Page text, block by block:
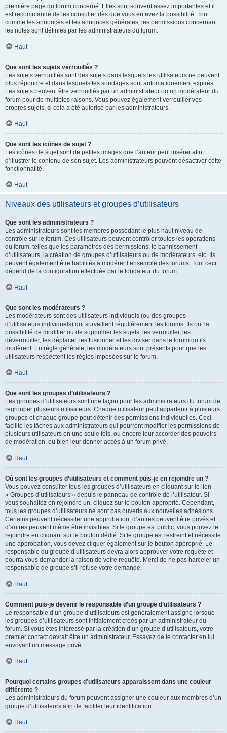
première page du forum concerné. Elles sont souvent assez importantes et il
est recommandé de les consulter dès que vous en avez la possibilité. Tout
comme les annonces et les annonces générales, les permissions concernant
les notes sont définies par les administrateurs du forum.
Haut
Que sont les sujets verrouillés ?
Les sujets verrouillés sont des sujets dans lesquels les utilisateurs ne peuvent
plus répondre et dans lesquels les sondages sont automatiquement expirés.
Les sujets peuvent être verrouillés par un administrateur ou un modérateur du
forum pour de multiples raisons. Vous pouvez également verrouiller vos
propres sujets, si cela a été autorisé par les administrateurs.
Haut
Que sont les icônes de sujet ?
Les icônes de sujet sont de petites images que l’auteur peut insérer afin
d’illustrer le contenu de son sujet. Les administrateurs peuvent désactiver cette
fonctionnalité.
Haut
Niveaux des utilisateurs et groupes d’utilisateurs
Que sont les administrateurs ?
Les administrateurs sont les membres possédant le plus haut niveau de
contrôle sur le forum. Ces utilisateurs peuvent contrôler toutes les opérations
du forum, telles que les paramètres des permissions, le bannissement
d’utilisateurs, la création de groupes d’utilisateurs ou de modérateurs, etc. Ils
peuvent également être habilités à modérer l’ensemble des forums. Tout ceci
dépend de la configuration effectuée par le fondateur du forum.
Haut
Que sont les modérateurs ?
Les modérateurs sont des utilisateurs individuels (ou des groupes
d’utilisateurs individuels) qui surveillent régulièrement les forums. Ils ont la
possibilité de modifier ou de supprimer les sujets, les verrouiller, les
déverrouiller, les déplacer, les fusionner et les diviser dans le forum qu’ils
modèrent. En règle générale, les modérateurs sont présents pour que les
utilisateurs respectent les règles imposées sur le forum.
Haut
Que sont les groupes d’utilisateurs ?
Les groupes d’utilisateurs sont une façon pour les administrateurs du forum de
regrouper plusieurs utilisateurs. Chaque utilisateur peut appartenir à plusieurs
groupes et chaque groupe peut détenir des permissions individuelles. Ceci
facilite les tâches aux administrateurs qui pourront modifier les permissions de
plusieurs utilisateurs en une seule fois, ou encore leur accorder des pouvoirs
de modération, ou bien leur donner accès à un forum privé.
Haut
Où sont les groupes d’utilisateurs et comment puis-je en rejoindre un ?
Vous pouvez consulter tous les groupes d’utilisateurs en cliquant sur le lien
« Groupes d’utilisateurs » depuis le panneau de contrôle de l’utilisateur. Si
vous souhaitez en rejoindre un, cliquez sur le bouton approprié. Cependant,
tous les groupes d’utilisateurs ne sont pas ouverts aux nouvelles adhésions.
Certains peuvent nécessiter une approbation, d’autres peuvent être privés et
d’autres peuvent même être invisibles. Si le groupe est public, vous pouvez le
rejoindre en cliquant sur le bouton dédié. Si le groupe est restreint et nécessite
une approbation, vous devez cliquer également sur le bouton approprié. Le
responsable du groupe d’utilisateurs devra alors approuver votre requête et
pourra vous demander la raison de votre requête. Merci de ne pas harceler un
responsable de groupe s’il refuse votre demande.
Haut
Comment puis-je devenir le responsable d’un groupe d’utilisateurs ?
Le responsable d’un groupe d’utilisateurs est généralement assigné lorsque
les groupes d’utilisateurs sont initialement créés par un administrateur du
forum. Si vous êtes intéressé par la création d’un groupe d’utilisateurs, votre
premier contact devrait être un administrateur. Essayez de le contacter en lui
envoyant un message privé.
Haut
Pourquoi certains groupes d’utilisateurs apparaissent dans une couleur
différente ?
Les administrateurs du forum peuvent assigner une couleur aux membres d’un
groupe d’utilisateurs afin de faciliter leur identification.
Haut